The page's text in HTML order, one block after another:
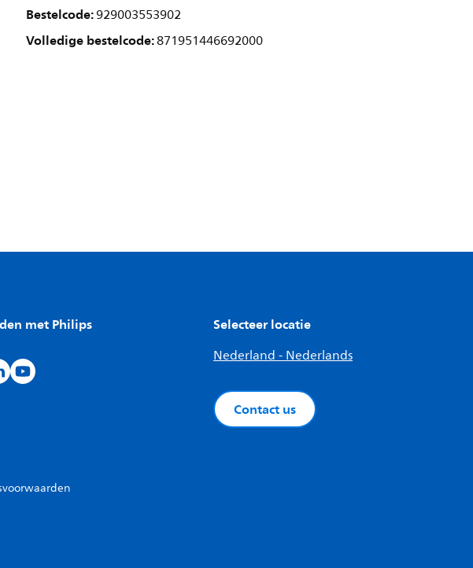
Bestelcode:929003553902
Volledige bestelcode:871951446692000
met Philips Selecteer locatie
Nederland - Nederlands
Contact us